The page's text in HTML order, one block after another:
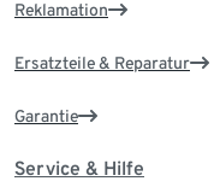
Reklamation
Ersatzteile & Reparatur
Garantie
Service & Hilfe